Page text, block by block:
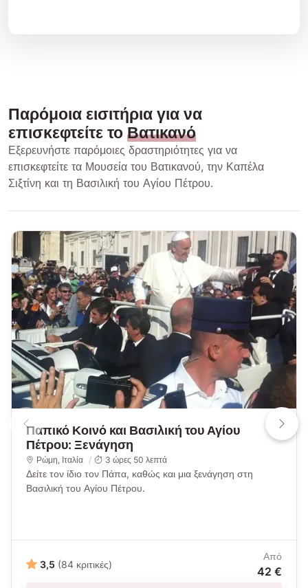
Παρόμοια εισιτήρια για να
επισκεφτείτε το Βατικανό
Εξερευνήστε παρόμοιες δραστηριότητες για να
επισκεφτείτε τα Μουσεία του Βατικανού, την Καπέλα
Σιξτίνη και τη Βασιλική του Αγίου Πέτρου.
Παπικό Κοινό και Βασιλική του Αγίου
Πέτρου: Ξενάγηση
Ρώμη Ιταλία 3 ώρες 50 λεπτά
Δείτε τον ίδιο τον Πάπα, καθώς και μια ξενάγηση στη
Βασιλική του Αγίου Πέτρου.
3,5 (84 κριτικές)
Από
42 €